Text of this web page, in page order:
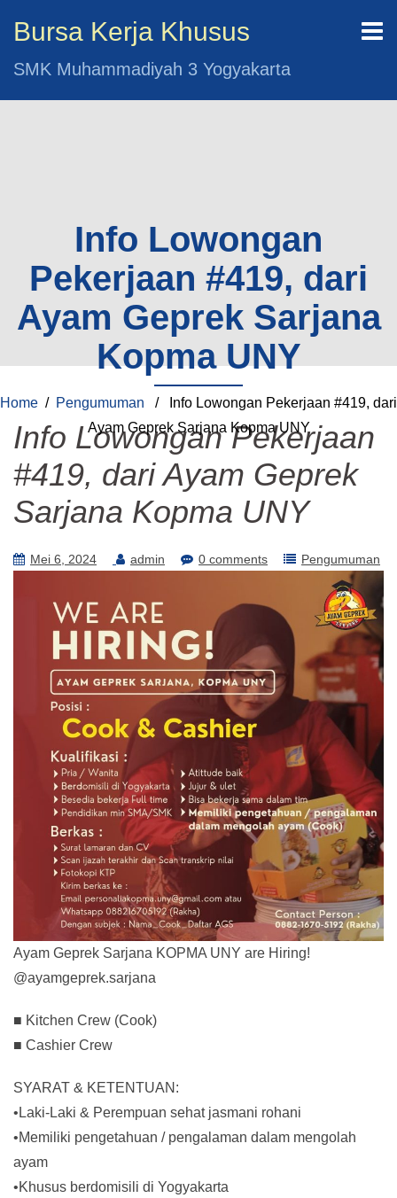
Bursa Kerja Khusus
SMK Muhammadiyah 3 Yogyakarta
Info Lowongan
Pekerjaan #419, dari
Ayam Geprek Sarjana
Kopma UNY
Home / Pengumuman / Info Lowongan Pekerjaan #419, dari
Ayam Geprek Sarjana Kopma UNY
Info Lowongan Pekerjaan
#419, dari Ayam Geprek
Sarjana Kopma UNY
Mei 6, 2024 admin 0 comments Pengumuman
Ayam Geprek Sarjana KOPMA UNY are Hiring!
@ayamgeprek.sarjana
■ Kitchen Crew (Cook)
■ Cashier Crew
SYARAT & KETENTUAN:
•Laki-Laki & Perempuan sehat jasmani rohani
•Memiliki pengetahuan / pengalaman dalam mengolah
ayam
•Khusus berdomisili di Yogyakarta